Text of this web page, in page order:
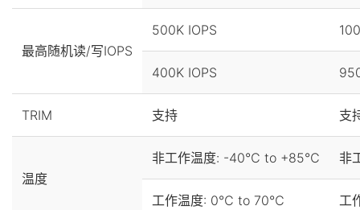
最高随机读/写IOPS
500K IOPS
400K IOPS
TRIM 支持 支
温度
非工作温度: -40℃ to +85℃ 非
工作温度: 0℃ to 70℃ 工